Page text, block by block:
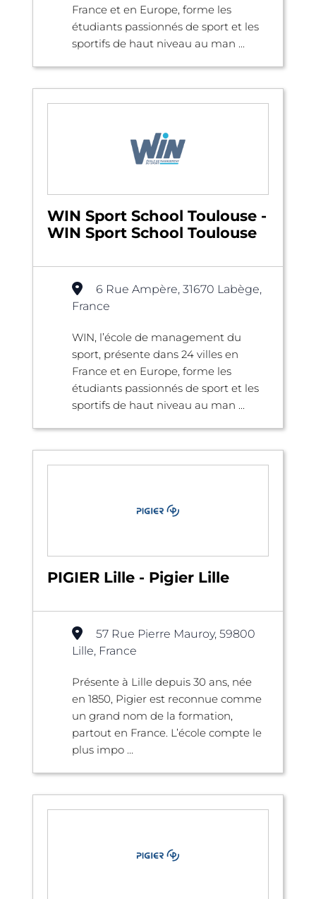
France et en Europe, forme les
étudiants passionnés de sport et les
sportifs de haut niveau au man ...
WIN Sport School Toulouse -
WIN Sport School Toulouse
6 Rue Ampère, 31670 Labège,
France
WIN, l’école de management du
sport, présente dans 24 villes en
France et en Europe, forme les
étudiants passionnés de sport et les
sportifs de haut niveau au man ...
PIGIER Lille - Pigier Lille
57 Rue Pierre Mauroy, 59800
Lille, France
Présente à Lille depuis 30 ans, née
en 1850, Pigier est reconnue comme
un grand nom de la formation,
partout en France. L’école compte le
plus impo ...